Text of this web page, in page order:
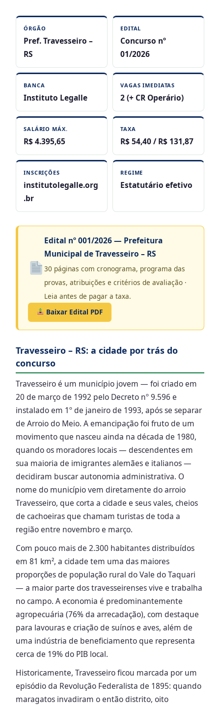
ÓRGÃO
Pref. Travesseiro –
RS
EDITAL
Concurso nº
01/2026
BANCA
Instituto Legalle
VAGAS IMEDIATAS
2 (+ CR Operário)
SALÁRIO MÁX.
R$ 4.395,65
TAXA
R$ 54,40 / R$ 131,87
INSCRIÇÕES
institutolegalle.org
.br
REGIME
Estatutário efetivo
Edital nº 001/2026 — Prefeitura
Municipal de Travesseiro – RS
30 páginas com cronograma, programa das
provas, atribuições e critérios de avaliação ·
Leia antes de pagar a taxa.
Baixar Edital PDF
Travesseiro – RS: a cidade por trás do
concurso
Travesseiro é um município jovem — foi criado em
20 de março de 1992 pelo Decreto nº 9.596 e
instalado em 1º de janeiro de 1993, após se separar
de Arroio do Meio. A emancipação foi fruto de um
movimento que nasceu ainda na década de 1980,
quando os moradores locais — descendentes em
sua maioria de imigrantes alemães e italianos —
decidiram buscar autonomia administrativa. O
nome do município vem diretamente do arroio
Travesseiro, que corta a cidade e seus vales, cheios
de cachoeiras que chamam turistas de toda a
região entre novembro e março.
Com pouco mais de 2.300 habitantes distribuídos
em 81 km², a cidade tem uma das maiores
proporções de população rural do Vale do Taquari
— a maior parte dos travesseirenses vive e trabalha
no campo. A economia é predominantemente
agropecuária (76% da arrecadação), com destaque
para lavouras e criação de suínos e aves, além de
uma indústria de beneficiamento que representa
cerca de 19% do PIB local.
Historicamente, Travesseiro ficou marcada por um
episódio da Revolução Federalista de 1895: quando
maragatos invadiram o então distrito, oito